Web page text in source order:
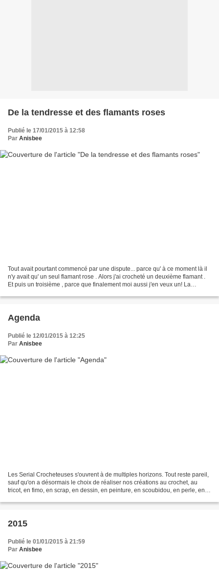
De la tendresse et des flamants roses
Publié le 17/01/2015 à 12:58
Par Anisbee
Tout avait pourtant commencé par une dispute... parce qu' à ce moment là il
n'y avait qu' un seul flamant rose . Alors j'ai crocheté un deuxième flamant .
Et puis un troisième , parce que finalement moi aussi j'en veux un! La
Agenda
Publié le 12/01/2015 à 12:25
Par Anisbee
Les Serial Crocheteuses s'ouvrent à de multiples horizons. Tout reste pareil,
sauf qu'on a désormais le choix de réaliser nos créations au crochet, au
tricot, en fimo, en scrap, en dessin, en peinture, en scoubidou, en perle, en
2015
Publié le 01/01/2015 à 21:59
Par Anisbee